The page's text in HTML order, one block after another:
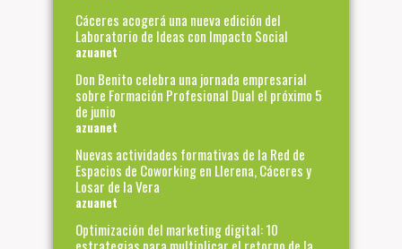
Cáceres acogerá una nueva edición del
Laboratorio de Ideas con Impacto Social
azuanet
Don Benito celebra una jornada empresarial
sobre Formación Profesional Dual el próximo 5
de junio
azuanet
Nuevas actividades formativas de la Red de
Espacios de Coworking en Llerena, Cáceres y
Losar de la Vera
azuanet
Optimización del marketing digital: 10